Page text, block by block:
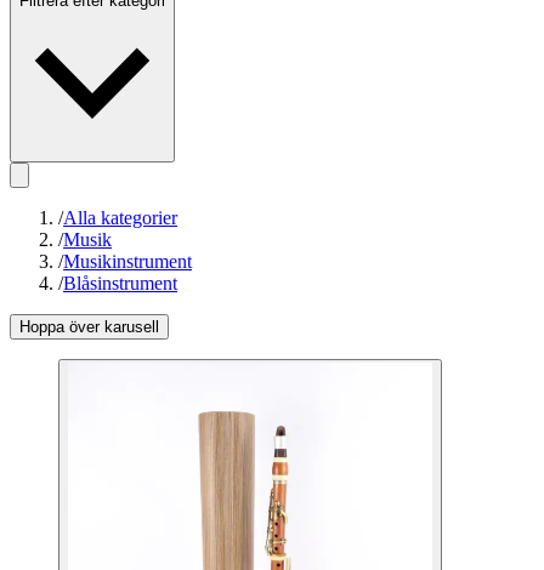
/Alla kategorier
/Musik
/Musikinstrument
/Blåsinstrument
Hoppa över karusell